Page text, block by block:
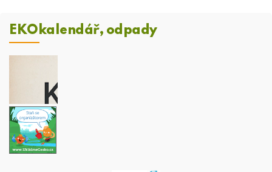
EKOkalendář, odpady